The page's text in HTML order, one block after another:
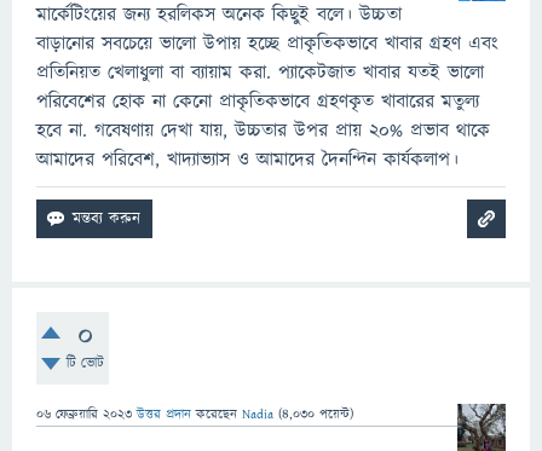
মার্কেটিংয়ের জন্য হরলিকস অনেক কিছুই বলে। উচ্চতা
বাড়ানোর সবচেয়ে ভালো উপায় হচ্ছে প্রাকৃতিকভাবে খাবার গ্রহণ এবং
প্রতিনিয়ত খেলাধুলা বা ব্যায়াম করা. প্যাকেটজাত খাবার যতই ভালো
পরিবেশের হোক না কেনো প্রাকৃতিকভাবে গ্রহণকৃত খাবারের মতুল্য
হবে না. গবেষণায় দেখা যায়, উচ্চতার উপর প্রায় ২০% প্রভাব থাকে
আমাদের পরিবেশ, খাদ্যাভ্যাস ও আমাদের দৈনন্দিন কার্যকলাপ।
0
টি ভোট
06 ফেব্রুয়ারি 2023 উত্তর প্রদান করেছেন Nadia (4,030 পয়েন্ট)